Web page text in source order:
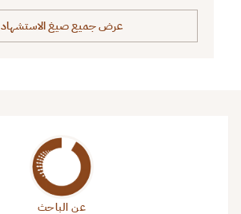
عرض جميع صيغ الاستشهاد
عن الباحث